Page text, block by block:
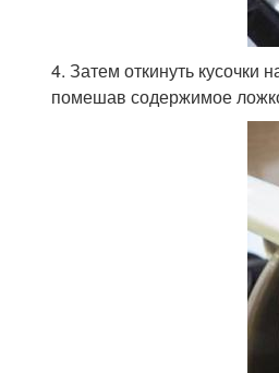
4. Затем откинуть кусочки
помешав содержимое